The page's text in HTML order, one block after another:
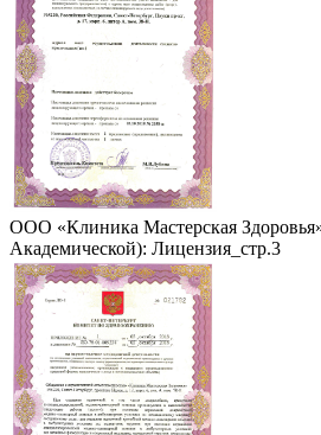
ООО «Клиника Мастерская
Академической): Лицензия_стр.3